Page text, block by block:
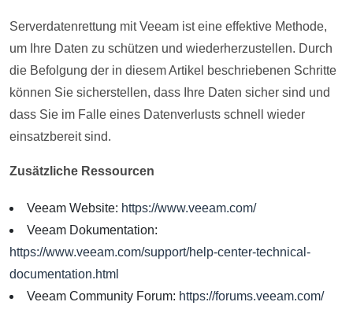
Serverdatenrettung mit Veeam ist eine effektive Methode,
um Ihre Daten zu schützen und wiederherzustellen. Durch
die Befolgung der in diesem Artikel beschriebenen Schritte
können Sie sicherstellen, dass Ihre Daten sicher sind und
dass Sie im Falle eines Datenverlusts schnell wieder
einsatzbereit sind.
Zusätzliche Ressourcen
Veeam Website: https://www.veeam.com/
Veeam Dokumentation:
https://www.veeam.com/support/help-center-technical-
documentation.html
Veeam Community Forum: https://forums.veeam.com/